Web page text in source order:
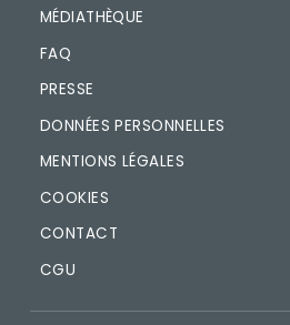
MÉDIATHÈQUE
FAQ
PRESSE
DONNÉES PERSONNELLES
MENTIONS LÉGALES
COOKIES
CONTACT
CGU